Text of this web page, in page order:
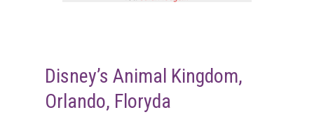
Disney’s Animal Kingdom,
Orlando, Floryda